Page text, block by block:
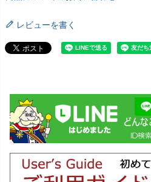
レビューを書く